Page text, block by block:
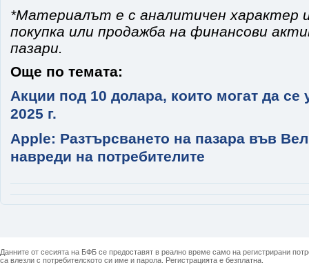
*Материалът е с аналитичен характер
покупка или продажба на финансови
пазари.
Още по темата:
Акции под 10 долара, които могат да се
2025 г.
Apple: Разтърсването на пазара във
навреди на потребителите
Данните от сесията на БФБ се предоставят в реално време само на регистрирани
са влезли с потребителското си име и парола. Регистрацията е безплатна.